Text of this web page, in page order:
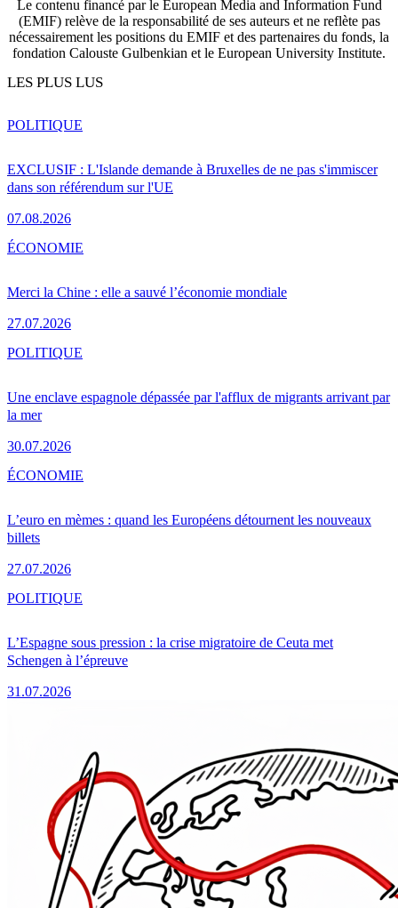
Le contenu financé par le European Media and Information Fund
(EMIF) relève de la responsabilité de ses auteurs et ne reflète pas
nécessairement les positions du EMIF et des partenaires du fonds, la
fondation Calouste Gulbenkian et le European University Institute.
LES PLUS LUS
EXCLUSIF : L'Islande demande à Bruxelles de ne pas s'immiscer
dans son référendum sur l'UE
07.08.2026
POLITIQUE
Merci la Chine : elle a sauvé l’économie mondiale
27.07.2026
ÉCONOMIE
Une enclave espagnole dépassée par l'afflux de migrants arrivant par
la mer
30.07.2026
POLITIQUE
L’euro en mèmes : quand les Européens détournent les nouveaux
billets
27.07.2026
ÉCONOMIE
L’Espagne sous pression : la crise migratoire de Ceuta met
Schengen à l’épreuve
31.07.2026
POLITIQUE